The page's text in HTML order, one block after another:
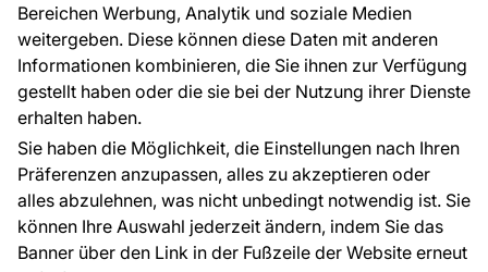
Bereichen Werbung, Analytik und soziale Medien
weitergeben. Diese können diese Daten mit anderen
Informationen kombinieren, die Sie ihnen zur Verfügung
gestellt haben oder die sie bei der Nutzung ihrer Dienste
erhalten haben.
Sie haben die Möglichkeit, die Einstellungen nach Ihren
Präferenzen anzupassen, alles zu akzeptieren oder
alles abzulehnen, was nicht unbedingt notwendig ist. Sie
können Ihre Auswahl jederzeit ändern, indem Sie das
Banner über den Link in der Fußzeile der Website erneut
Kontakt
Haben Sie Fragen? Wir helfen Ihnen gerne weiter
und beraten Sie persönlich.
+49 781 95633072
service@tapeteneshop.de